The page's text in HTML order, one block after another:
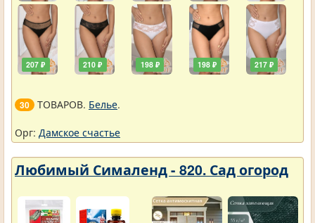
207 ₽ 210 ₽ 198 ₽ 198 ₽ 217 ₽
30 ТОВАРОВ. Белье.
Орг: Дамское счастье
Любимый Сималенд - 820. Сад огород